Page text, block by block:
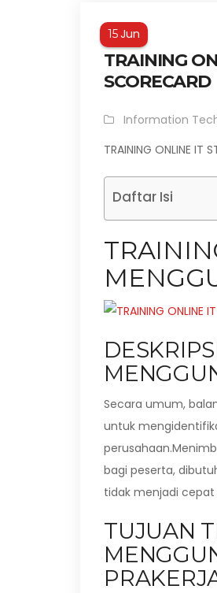
15Jun
TRAINING
SCORECARD
Information
TRAINING ONLINE IT
Daftar Isi
Secara umum,
untuk
bagi peserta,
tidak menjadi
TUJUAN